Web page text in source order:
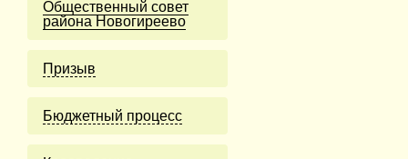
Общественный совет
района Новогиреево
Призыв
Бюджетный процесс